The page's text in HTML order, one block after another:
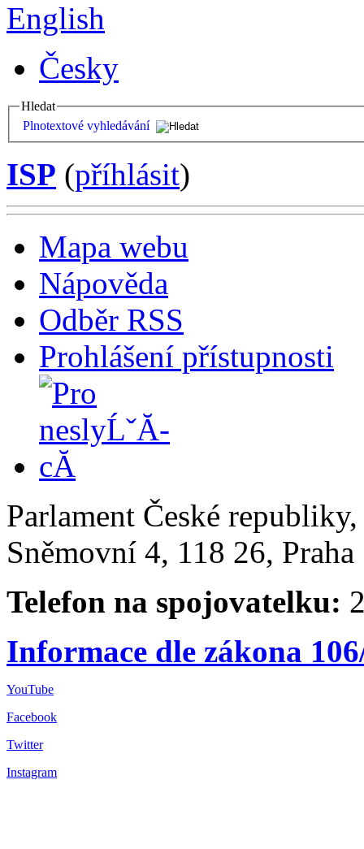
English
Česky
Hledat
Plnotextové vyhledávání
ISP (příhlásit)
Mapa webu
Nápověda
Odběr RSS
Prohlášení přístupnosti
Parlament České
Sněmovní 4, 118 26,
Telefon na spojovatelku:
Informace dle zákona
YouTube
Facebook
Twitter
Instagram